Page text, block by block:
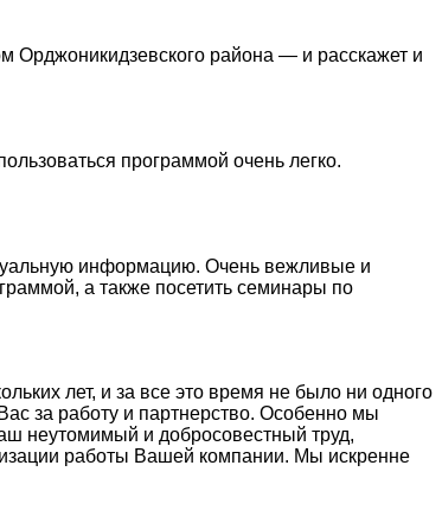
Орджоникидзевского района — и расскажет и
программой очень легко.
информацию. Очень вежливые и
а также посетить семинары по
лет, и за все это время не было ни одного
за работу и партнерство. Особенно мы
неутомимый и добросовестный труд,
работы Вашей компании. Мы искренне